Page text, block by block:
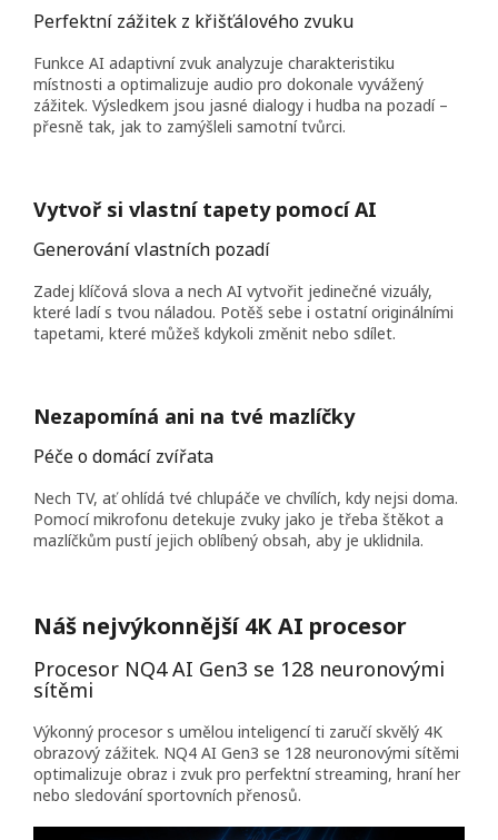
Perfektní zážitek z křišťálového zvuku
Funkce AI adaptivní zvuk analyzuje charakteristiku
místnosti a optimalizuje audio pro dokonale vyvážený
zážitek. Výsledkem jsou jasné dialogy i hudba na pozadí –
přesně tak, jak to zamýšleli samotní tvůrci.
Vytvoř si vlastní tapety pomocí AI
Generování vlastních pozadí
Zadej klíčová slova a nech AI vytvořit jedinečné vizuály,
které ladí s tvou náladou. Potěš sebe i ostatní originálními
tapetami, které můžeš kdykoli změnit nebo sdílet.
Nezapomíná ani na tvé mazlíčky
Péče o domácí zvířata
Nech TV, ať ohlídá tvé chlupáče ve chvílích, kdy nejsi doma.
Pomocí mikrofonu detekuje zvuky jako je třeba štěkot a
mazlíčkům pustí jejich oblíbený obsah, aby je uklidnila.
Náš nejvýkonnější 4K AI procesor
Procesor NQ4 AI Gen3 se 128 neuronovými
sítěmi
Výkonný procesor s umělou inteligencí ti zaručí skvělý 4K
obrazový zážitek. NQ4 AI Gen3 se 128 neuronovými sítěmi
optimalizuje obraz i zvuk pro perfektní streaming, hraní her
nebo sledování sportovních přenosů.